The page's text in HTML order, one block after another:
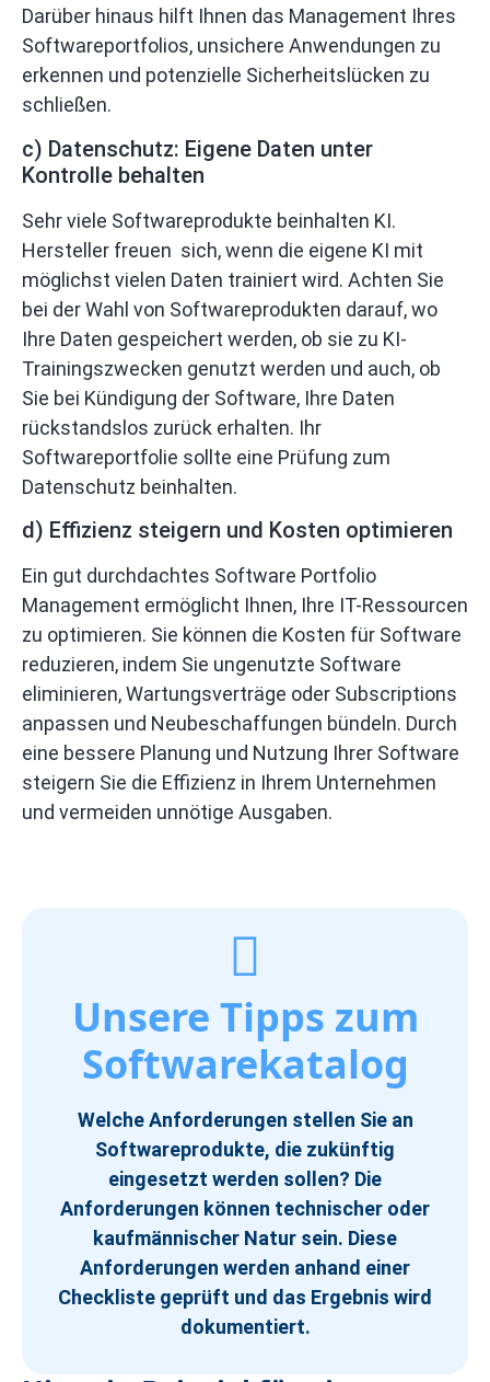
Darüber hinaus hilft Ihnen das Management Ihres
Softwareportfolios, unsichere Anwendungen zu
erkennen und potenzielle Sicherheitslücken zu
schließen.
c) Datenschutz: Eigene Daten unter
Kontrolle behalten
Sehr viele Softwareprodukte beinhalten KI.
Hersteller freuen sich, wenn die eigene KI mit
möglichst vielen Daten trainiert wird. Achten Sie
bei der Wahl von Softwareprodukten darauf, wo
Ihre Daten gespeichert werden, ob sie zu KI-
Trainingszwecken genutzt werden und auch, ob
Sie bei Kündigung der Software, Ihre Daten
rückstandslos zurück erhalten. Ihr
Softwareportfolie sollte eine Prüfung zum
Datenschutz beinhalten.
d) Effizienz steigern und Kosten optimieren
Ein gut durchdachtes Software Portfolio
Management ermöglicht Ihnen, Ihre IT-Ressourcen
zu optimieren. Sie können die Kosten für Software
reduzieren, indem Sie ungenutzte Software
eliminieren, Wartungsverträge oder Subscriptions
anpassen und Neubeschaffungen bündeln. Durch
eine bessere Planung und Nutzung Ihrer Software
steigern Sie die Effizienz in Ihrem Unternehmen
und vermeiden unnötige Ausgaben.
Unsere Tipps zum
Softwarekatalog
Welche Anforderungen stellen Sie an
Softwareprodukte, die zukünftig
eingesetzt werden sollen? Die
Anforderungen können technischer oder
kaufmännischer Natur sein. Diese
Anforderungen werden anhand einer
Checkliste geprüft und das Ergebnis wird
dokumentiert.